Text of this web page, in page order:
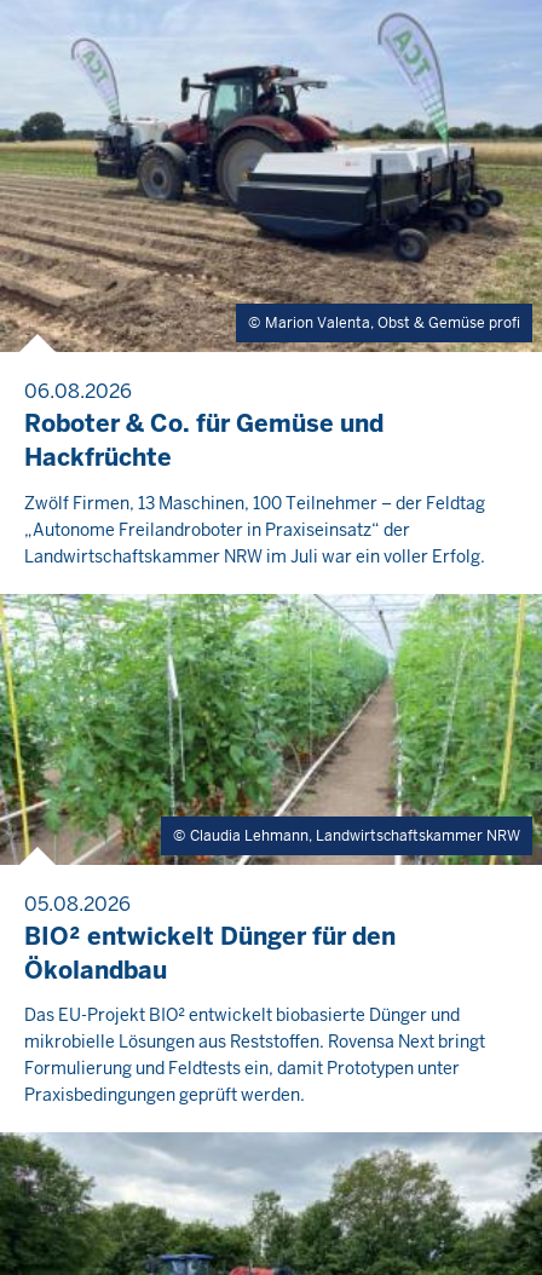
Marion Valenta, Obst & Gemüse profi
06.08.2026
Roboter & Co. für Gemüse und
Hackfrüchte
Zwölf Firmen, 13 Maschinen, 100 Teilnehmer – der Feldtag
„Autonome Freilandroboter in Praxiseinsatz“ der
Landwirtschaftskammer NRW im Juli war ein voller Erfolg.
Claudia Lehmann, Landwirtschaftskammer NRW
05.08.2026
BIO² entwickelt Dünger für den
Ökolandbau
Das EU-Projekt BIO² entwickelt biobasierte Dünger und
mikrobielle Lösungen aus Reststoffen. Rovensa Next bringt
Formulierung und Feldtests ein, damit Prototypen unter
Praxisbedingungen geprüft werden.